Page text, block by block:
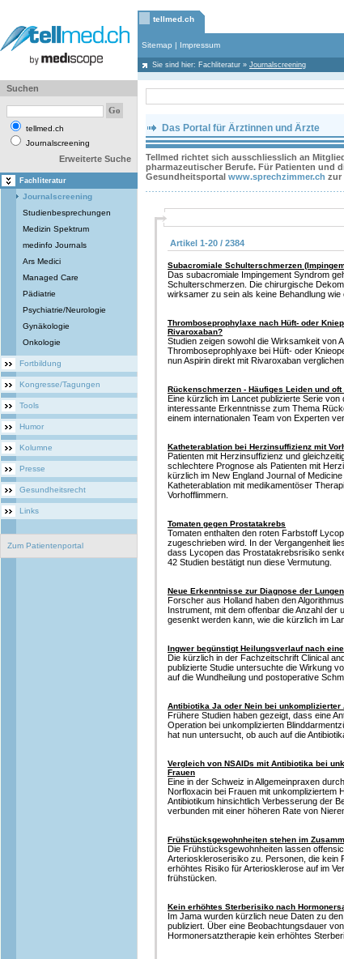
tellmed.ch
Sitemap | Impressum
Sie sind hier: Fachliteratur » Journalscreening
Suchen
tellmed.ch
Journalscreening
Erweiterte Suche
Fachliteratur
Journalscreening
Studienbesprechungen
Medizin Spektrum
medinfo Journals
Ars Medici
Managed Care
Pädiatrie
Psychiatrie/Neurologie
Gynäkologie
Onkologie
Fortbildung
Kongresse/Tagungen
Tools
Humor
Kolumne
Presse
Gesundheitsrecht
Links
Zum Patientenportal
Das Portal für Ärztinnen und Ärzte
Tellmed richtet sich ausschliesslich an
pharmazeutischer Berufe. Für Patienten und
Gesundheitsportal www.sprechzimmer.ch zur
Artikel 1-20 / 2384
Subacromiale Schulterschmerzen
Das subacromiale Impingement Syndrom
Schulterschmerzen. Die chirurgische
wirksamer zu sein als keine Behandlung wie
Thromboseprophylaxe nach Hüft- oder
Rivaroxaban?
Studien zeigen sowohl die Wirksamkeit von
Thromboseprophlyaxe bei Hüft- oder
nun Aspirin direkt mit Rivaroxaban verglichen.
Rückenschmerzen - Häufiges Leiden und
Eine kürzlich im Lancet publizierte Serie von
interessante Erkenntnisse zum Thema
einem internationalen Team von Experten
Katheterablation bei Herzinsuffizienz mit
Patienten mit Herzinsuffizienz und
schlechtere Prognose als Patienten mit
kürzlich im New England Journal of
Katheterablation mit medikamentöser
Vorhofflimmern.
Tomaten gegen Prostatakrebs
Tomaten enthalten den roten Farbstoff
zugeschrieben wird. In der Vergangenheit
dass Lycopen das Prostatakrebsrisiko
42 Studien bestätigt nun diese Vermutung.
Neue Erkenntnisse zur Diagnose der
Forscher aus Holland haben den
Instrument, mit dem offenbar die Anzahl der
gesenkt werden kann, wie die kürzlich im
Ingwer begünstigt Heilungsverlauf nach
Die kürzlich in der Fachzeitschrift Clinical
publizierte Studie untersuchte die Wirkung
auf die Wundheilung und postoperative
Antibiotika Ja oder Nein bei unkomplizierter
Frühere Studien haben gezeigt, dass eine
Operation bei unkomplizierten
hat nun untersucht, ob auch auf die
Vergleich von NSAIDs mit Antibiotika bei
Frauen
Eine in der Schweiz in Allgemeinpraxen
Norfloxacin bei Frauen mit unkompliziertem
Antibiotikum hinsichtlich Verbesserung der
verbunden mit einer höheren Rate von
Frühstücksgewohnheiten stehen im
Die Frühstücksgewohnheiten lassen
Arterioskleroserisiko zu. Personen, die kein
erhöhtes Risiko für Arteriosklerose auf im
frühstücken.
Kein erhöhtes Sterberisiko nach
Im Jama wurden kürzlich neue Daten zu
publiziert. Über eine Beobachtungsdauer
Hormonersatztherapie kein erhöhtes